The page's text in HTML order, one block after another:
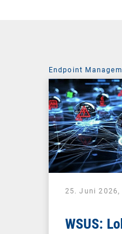
Endpoint
25. Juni 2026,
WSUS: